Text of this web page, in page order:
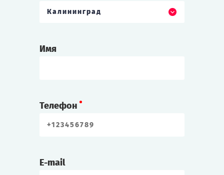
Калининград
Имя
Телефон
E-mail